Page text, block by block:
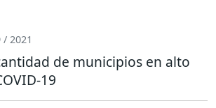
/ 2021
de municipios en alto
19